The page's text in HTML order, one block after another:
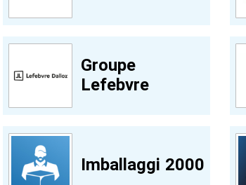
Groupe
Lefebvre
Imballaggi 2000